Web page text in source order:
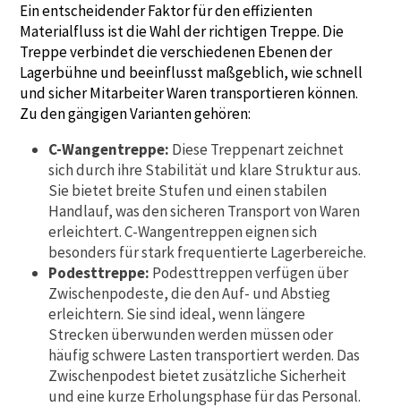
Ein entscheidender Faktor für den effizienten
Materialfluss ist die Wahl der richtigen Treppe. Die
Treppe verbindet die verschiedenen Ebenen der
Lagerbühne und beeinflusst maßgeblich, wie schnell
und sicher Mitarbeiter Waren transportieren können.
Zu den gängigen Varianten gehören:
C-Wangentreppe: Diese Treppenart zeichnet
sich durch ihre Stabilität und klare Struktur aus.
Sie bietet breite Stufen und einen stabilen
Handlauf, was den sicheren Transport von Waren
erleichtert. C-Wangentreppen eignen sich
besonders für stark frequentierte Lagerbereiche.
Podesttreppe: Podesttreppen verfügen über
Zwischenpodeste, die den Auf- und Abstieg
erleichtern. Sie sind ideal, wenn längere
Strecken überwunden werden müssen oder
häufig schwere Lasten transportiert werden. Das
Zwischenpodest bietet zusätzliche Sicherheit
und eine kurze Erholungsphase für das Personal.